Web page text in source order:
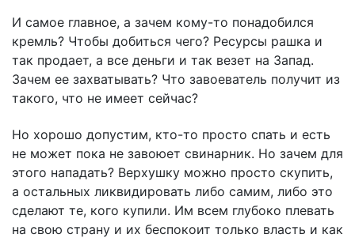
И самое главное, а зачем кому-то понадобился
кремль? Чтобы добиться чего? Ресурсы рашка и
так продает, а все деньги и так везет на Запад.
Зачем ее захватывать? Что завоеватель получит из
такого, что не имеет сейчас?
Но хорошо допустим, кто-то просто спать и есть
не может пока не завоюет свинарник. Но зачем для
этого нападать? Верхушку можно просто скупить,
а остальных ликвидировать либо самим, либо это
сделают те, кого купили. Им всем глубоко плевать
на свою страну и их беспокоит только власть и как